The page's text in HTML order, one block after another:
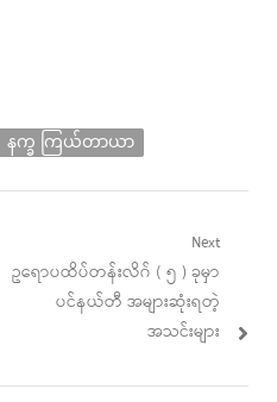
နက္ခ ကြယ်တာယာ
Next
Next
ဥရောပထိပ်တန်းလိဂ် ( ၅ ) ခုမှာ
ပင်နယ်တီ အများဆုံးရတဲ့
အသင်းများ